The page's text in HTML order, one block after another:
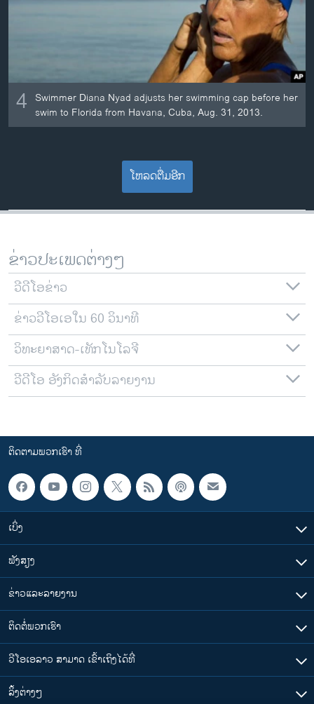
4 Swimmer Diana Nyad adjusts her swimming cap before her
swim to Florida from Havana, Cuba, Aug. 31, 2013.
ໂຫລດຕື່ມອີກ
ຂ່າວປະເພດຕ່າງໆ
ວີດີໂອຂ່າວ
ຂ່າວວີໂອເອໃນ 60 ວິນາທີ
ວິທະຍາສາດ-ເທັກໂນໂລຈີ
ວີດີໂອ ອັງກິດສຳລັບລາຍງານ
ຕິດຕາມພວກເຮົາ ທີ່
ເບິ່ງ
ຟັງສຽງ
ຂ່າວແລະລາຍງານ
ຕິດຕໍ່ພວກເຮົາ
ວີໂອເອລາວ ສາມາດ ເຂົ້າເຖິງໄດ້ທີ່
​ລິ້ງ​ຕ່າງໆ